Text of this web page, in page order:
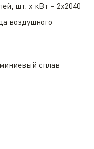
шт. х кВт – 2х2040
воздушного
сплав